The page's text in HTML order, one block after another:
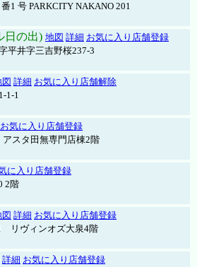
1 号 PARKCITY NAKANO 201
日の出) 地図 詳細 お気に入り店舗登録
平井字三吉野桜237-3
詳細 お気に入り店舗解除
1-1
お気に入り店舗登録
スタ田無専門店棟2階
に入り店舗登録
2階
詳細 お気に入り店舗登録
リヴィンオズ大泉4階
詳細 お気に入り店舗登録